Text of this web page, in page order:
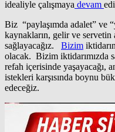
idealiyle çalışmaya devam
Biz “paylaşımda adalet” ve
kaynakların, gelir ve servetin
sağlayacağız. Bizim
olacak. Bizim iktidarımızda
refah içerisinde yaşayacağı,
istekleri karşısında boynu
edeceğiz.